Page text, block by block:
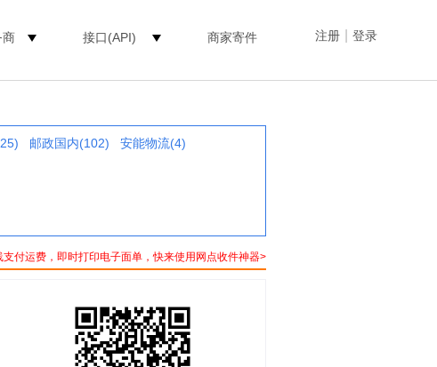
注册 登录
商 接口(API) 商家寄件
邮政国内(102)
安能物流(4)
支付运费，即时打印电子面单，快来使用网点收件神器>